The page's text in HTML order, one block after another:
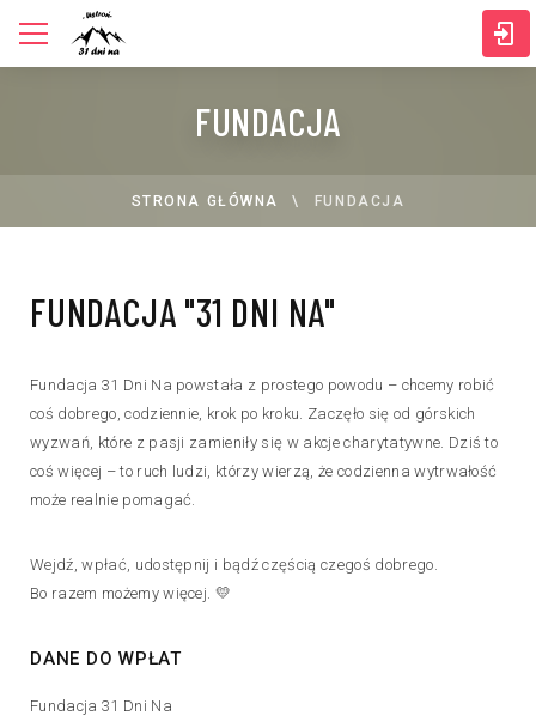
FUNDACJA
STRONA GŁÓWNA FUNDACJA
FUNDACJA "31 DNI NA"
Fundacja 31 Dni Na powstała z prostego powodu – chcemy robić
coś dobrego, codziennie, krok po kroku. Zaczęło się od górskich
wyzwań, które z pasji zamieniły się w akcje charytatywne. Dziś to
coś więcej – to ruch ludzi, którzy wierzą, że codzienna wytrwałość
może realnie pomagać.
Wejdź, wpłać, udostępnij i bądź częścią czegoś dobrego.
Bo razem możemy więcej. 💛
DANE DO WPŁAT
Fundacja 31 Dni Na